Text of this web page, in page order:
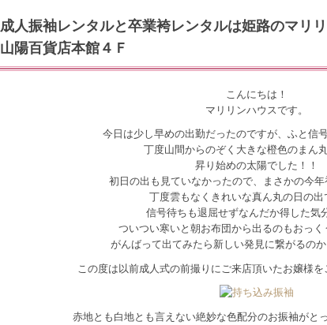
成人振袖レンタルと卒業袴レンタルは姫路のマリ
山陽百貨店本館４Ｆ
こんにちは！
マリリンハウスです。
今日は少し早めの出勤だったのですが、ふと信
丁度山間からのぞく大きな橙色のまん
昇り始めの太陽でした！！
初日の出も見ていなかったので、まさかの今
丁度雲もなくきれいな真ん丸の日の
信号待ちも退屈せずなんだか得した気
ついつい寒いと朝お布団から出るのもおっく
がんばって出てみたら新しい発見に繋がるの
この度は以前成人式の前撮りにご来店頂いたお嬢様
赤地とも白地とも言えない絶妙な色配分のお振袖がと